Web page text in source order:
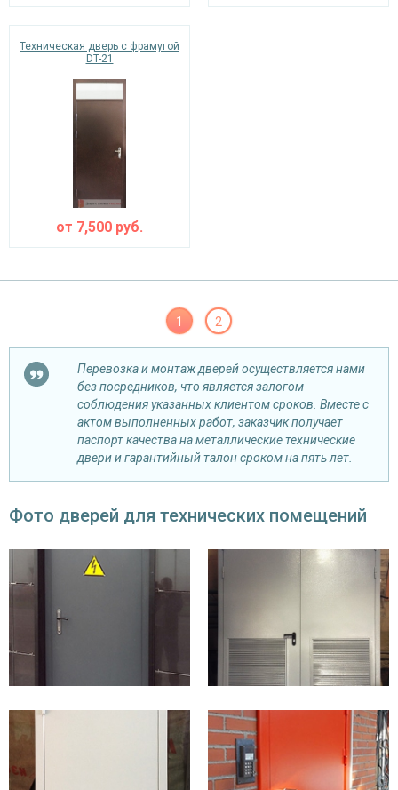
Техническая дверь с фрамугой
DT-21
от 7,500 руб.
1 2
Перевозка и монтаж дверей осуществляется нами
без посредников, что является залогом
соблюдения указанных клиентом сроков. Вместе с
актом выполненных работ, заказчик получает
паспорт качества на металлические технические
двери и гарантийный талон сроком на пять лет.
Фото дверей для технических помещений